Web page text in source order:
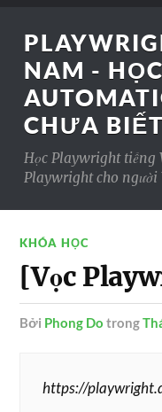
NAM - HỌC
CHƯA
Học Playwright tiếng
Playwright cho người
KHÓA HỌC
[Vọc
Bởi Phong Do trong
https://